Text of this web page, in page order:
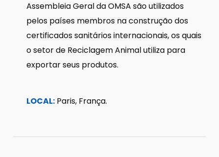
Assembleia Geral da OMSA são utilizados
pelos países membros na construção dos
certificados sanitários internacionais, os quais
o setor de Reciclagem Animal utiliza para
exportar seus produtos.
LOCAL:Paris, França.